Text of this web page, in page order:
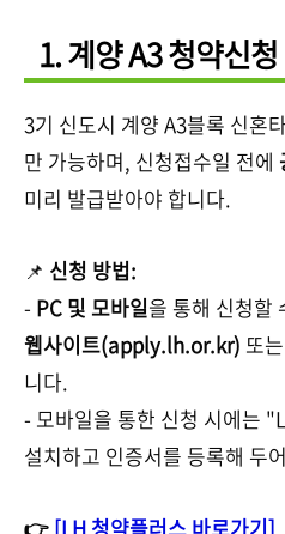
1. 계양 A3 청약신청
3기 신도시 계양 A3블록 신혼
만 가능하며, 신청접수일 전에
미리 발급받아야 합니다.
📌 신청 방법:
- PC 및 모바일을 통해 신청할
웹사이트(apply.lh.or.kr) 또는
니다.
- 모바일을 통한 신청 시에는
설치하고 인증서를 등록해 두
👉 [LH 청약플러스 바로가기]